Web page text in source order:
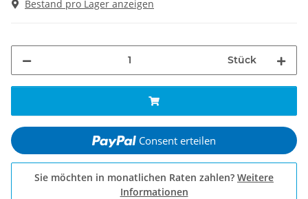
Bestand pro Lager anzeigen
Stück
Consent erteilen
Sie möchten in monatlichen Raten zahlen? Weitere
Informationen